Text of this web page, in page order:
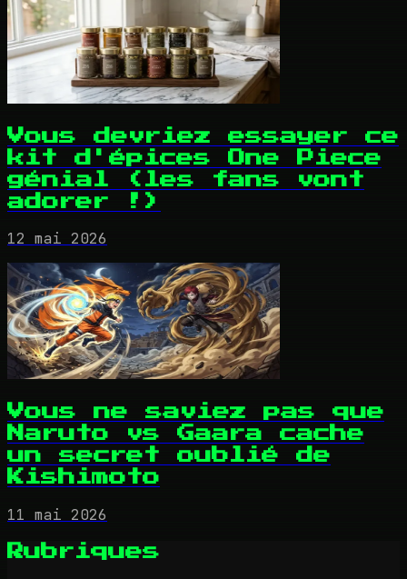
Vous devriez essayer ce
kit d'épices One Piece
génial (les fans vont
adorer !)
12 mai 2026
Vous ne saviez pas que
Naruto vs Gaara cache
un secret oublié de
Kishimoto
11 mai 2026
Rubriques